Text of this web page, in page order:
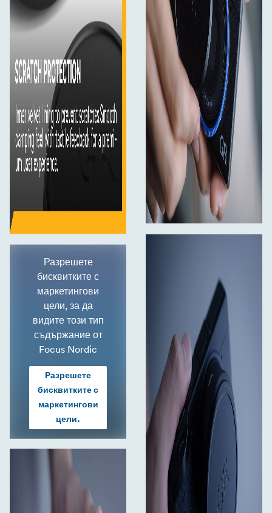
Разрешете
бисквитките с
маркетингови
цели, за да
видите този тип
съдържание от
Focus Nordic
Разрешете
бисквитките с
маркетингови
цели.